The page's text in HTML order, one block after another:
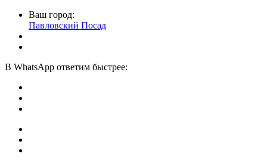
Ваш город:
Павловский Посад
В WhatsApp ответим быстрее: